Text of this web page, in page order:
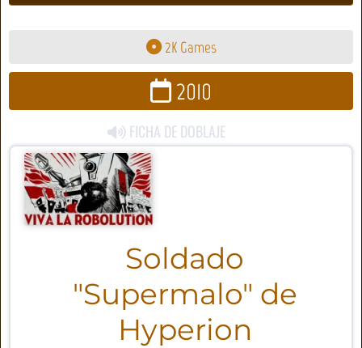
2K Games
2010
FICHA DE DOBLAJE
Soldado
"Supermalo" de
Hyperion